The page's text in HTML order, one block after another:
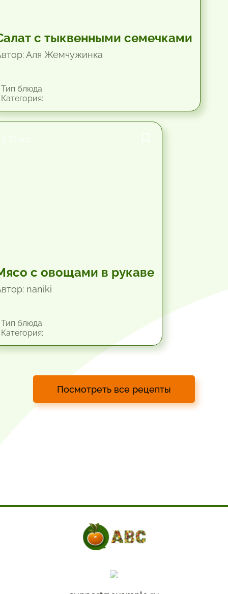
с тыквенными семечками
Аля Жемчужинка
блюда:
с овощами в рукаве
naniki
блюда:
Посмотреть все рецепты